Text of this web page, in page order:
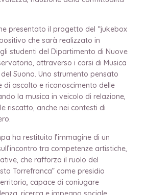
presentato il progetto del “jukebox
che sarà realizzato in
studenti del Dipartimento di Nuove
attraverso i corsi di Musica
Suono. Uno strumento pensato
di ascolto e riconoscimento delle
la musica in veicolo di relazione,
riscatto, anche nei contesti di
ha restituito l’immagine di un
tra competenze artistiche,
che rafforza il ruolo del
Torrefranca” come presidio
capace di coniugare